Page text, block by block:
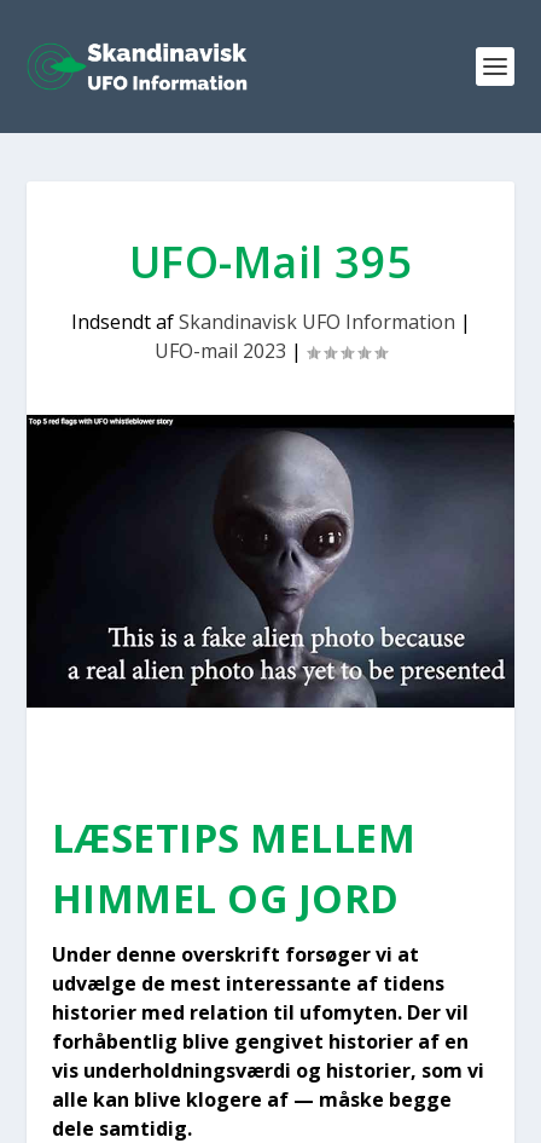
UFO-Mail 395
Indsendt afSkandinavisk UFO Information |
UFO-mail 2023 |
LÆSE­TIPS MEL­LEM
HIM­MEL OG JORD
Under den­ne over­skrift for­sø­ger vi at
udvæl­ge de mest inter­es­san­te af tidens
histo­ri­er med rela­tion til ufo­myten. Der vil
for­hå­bent­lig bli­ve gen­gi­vet histo­ri­er af en
vis under­hold­nings­vær­di og histo­ri­er, som vi
alle kan bli­ve klo­ge­re af — måske beg­ge
dele sam­ti­dig.